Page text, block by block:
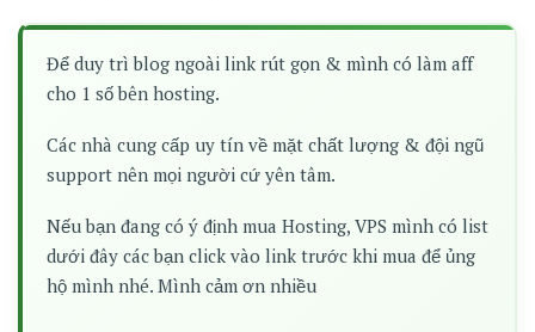
Để duy trì blog ngoài link rút gọn & mình có làm aff
cho 1 số bên hosting.
Các nhà cung cấp uy tín về mặt chất lượng & đội ngũ
support nên mọi người cứ yên tâm.
Nếu bạn đang có ý định mua Hosting, VPS mình có list
dưới đây các bạn click vào link trước khi mua để ủng
hộ mình nhé. Mình cảm ơn nhiều